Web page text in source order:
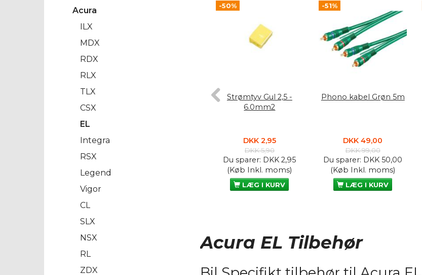
Acura
ILX
MDX
RDX
RLX
TLX
CSX
EL
Integra
RSX
Legend
Vigor
CL
SLX
NSX
RL
ZDX
-50%
Strømtyv Gul 2,5 -
6.0mm2
DKK 2,95
DKK 5,90
Du sparer: DKK 2,95
(Køb Inkl. moms)
LÆG I KURV
-51%
Phono kabel Grøn 5m
DKK 49,00
DKK 99,00
Du sparer: DKK 50,00
(Køb Inkl. moms)
LÆG I KURV
Acura EL Tilbehør